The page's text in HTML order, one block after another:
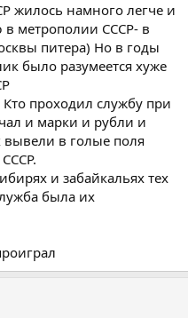
жилось намного легче и
метрополии СССР- в
питера) Но в годы
было разумеется хуже
проходил службу при
и марки и рубли и
в голые поля
и забайкальях тех
была их